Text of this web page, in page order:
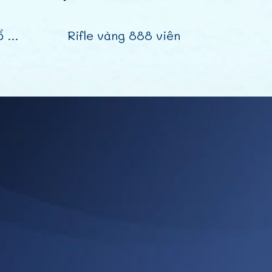
Pháo hoa cầm tay nổ 30 phát Rifle vàng 888 viên